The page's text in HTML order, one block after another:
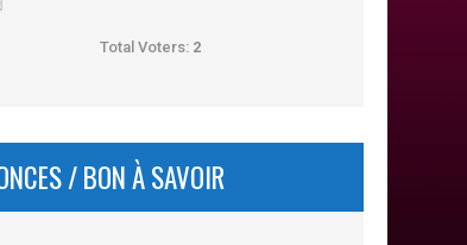
Total Voters: 2
/ BON À SAVOIR